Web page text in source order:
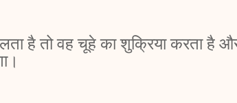
है तो वह चूहे का शुक्रिया करता है